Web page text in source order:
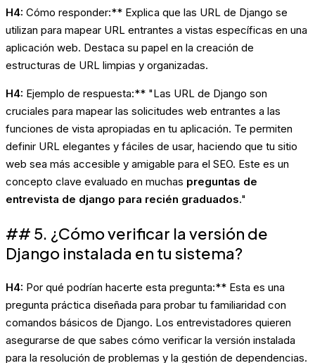
H4: Cómo responder:** Explica que las URL de Django se
utilizan para mapear URL entrantes a vistas específicas en una
aplicación web. Destaca su papel en la creación de
estructuras de URL limpias y organizadas.
H4: Ejemplo de respuesta:** "Las URL de Django son
cruciales para mapear las solicitudes web entrantes a las
funciones de vista apropiadas en tu aplicación. Te permiten
definir URL elegantes y fáciles de usar, haciendo que tu sitio
web sea más accesible y amigable para el SEO. Este es un
concepto clave evaluado en muchas preguntas de
entrevista de django para recién graduados."
## 5. ¿Cómo verificar la versión de
Django instalada en tu sistema?
H4: Por qué podrían hacerte esta pregunta:** Esta es una
pregunta práctica diseñada para probar tu familiaridad con
comandos básicos de Django. Los entrevistadores quieren
asegurarse de que sabes cómo verificar la versión instalada
para la resolución de problemas y la gestión de dependencias.